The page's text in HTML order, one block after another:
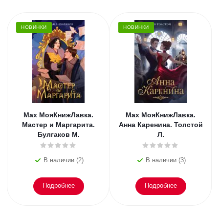
НОВИНКИ
Мах МояКнижЛавка.
Мастер и Маргарита.
Булгаков М.
В наличии (2)
Подробнее
НОВИНКИ
Мах МояКнижЛавка.
Анна Каренина. Толстой
Л.
В наличии (3)
Подробнее